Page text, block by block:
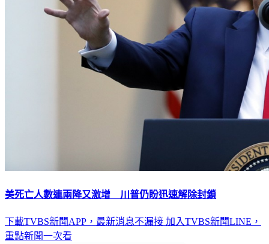
美死亡人數連兩降又激增 川普仍盼迅速解除封鎖
下載TVBS新聞APP，最新消息不漏接 加入TVBS新聞LINE，
重點新聞一次看